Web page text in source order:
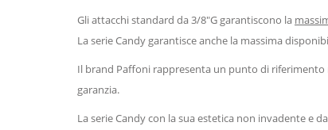
Gli attacchi standard da 3/8"G garantiscono la
La serie Candy garantisce anche la massima
Il brand Paffoni rappresenta un punto di
garanzia.
La serie Candy con la sua estetica non invadente e